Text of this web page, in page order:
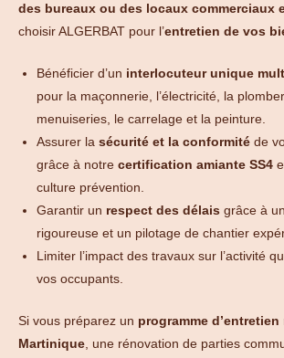
des bureaux ou des locaux commerciaux
choisir ALGERBAT pour l’entretien de vos
Bénéficier d’un interlocuteur unique
pour la maçonnerie, l’électricité, la
menuiseries, le carrelage et la peinture.
Assurer la sécurité et la conformité de
grâce à notre certification amiante SS4
culture prévention.
Garantir un respect des délais grâce à
rigoureuse et un pilotage de chantier
Limiter l’impact des travaux sur l’activité
vos occupants.
Si vous préparez un programme
Martinique, une rénovation de parties